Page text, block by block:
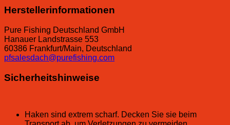
Herstellerinformationen
Pure Fishing Deutschland GmbH
Hanauer Landstrasse 553
60386 Frankfurt/Main, Deutschland
pfsalesdach@purefishing.com
Sicherheitshinweise
Haken sind extrem scharf. Decken Sie sie beim